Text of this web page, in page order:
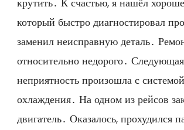
который быстро диагностировал
заменил неисправную деталь․
относительно недорого․ Следующая
неприятность произошла с системой
охлаждения․ На одном из рейсов
двигатель․ Оказалось, прохудился